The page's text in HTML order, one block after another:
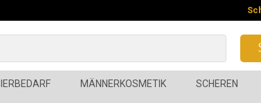
MÄNNERKOSMETIK SCHEREN